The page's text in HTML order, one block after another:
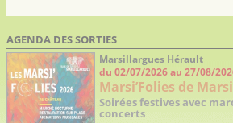
AGENDA DES SORTIES
Marsillargues Hérault
du 02/07/2026 au 27/08/
Marsi’Folies de
Soirées festives avec
concerts
Nos services
Référencez
votre activité
Diffusez votre
publicité
Communiquez
vos agendas
Mentions
légales /
Conditions
Générales
d'Utilisation
EscapadesLR
Conditions
Générales de
Vente